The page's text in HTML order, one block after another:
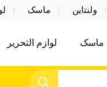
ولنتاین ماسک
اکسسوری ماسک در
ماسک لوازم التحریر